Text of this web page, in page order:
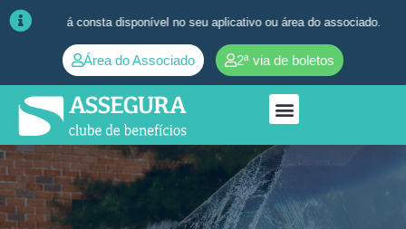
já consta disponível no seu aplicativo ou área do associado. ➜
Área do Associado 2ª via de boletos